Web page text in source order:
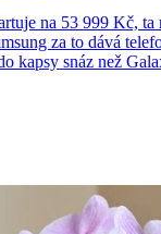
na 53 999 Kč, ta
za to dává
kapsy snáz než